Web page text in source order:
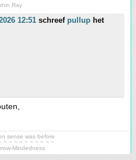
Ray
12:51 schreef pullup het
sense was before
~ ~ ~ ~ ~ ~ ~ ~ ~ ~
Mindedness